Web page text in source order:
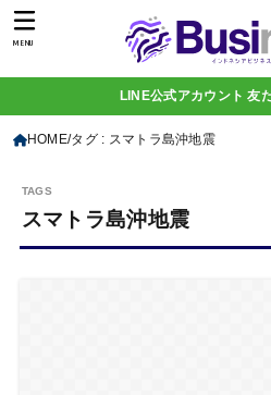
MENU
LINE公式アカウント 友
HOME タグ : スマトラ島沖地震
スマトラ島沖地震